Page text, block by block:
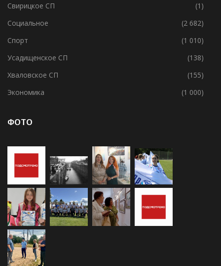
Свирицкое СП
(1)
Социальное
(2 682)
Спорт
(1 010)
Усадищенское СП
(138)
Хваловское СП
(155)
Экономика
(1 000)
ФОТО